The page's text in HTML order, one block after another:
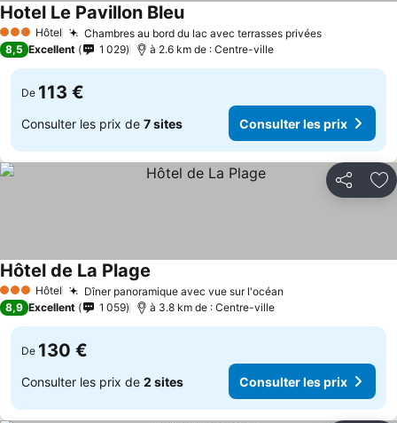
3 ÉtoilesHôtel Chambres au bord du lac avec terrasses privées
Hotel Le Pavillon Bleu
8,5 Excellent 1 029 à 2.6 km de : Centre-ville
De 113 €
Consulter les prix de 7 sites Consulter les prix
Partager
3 ÉtoilesHôtel Dîner panoramique avec vue sur l'océan
Hôtel de La Plage
8,9 Excellent 1 059 à 3.8 km de : Centre-ville
De 130 €
Consulter les prix de 2 sites Consulter les prix